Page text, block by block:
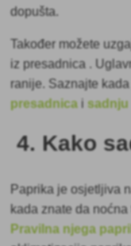
dopušta.
Također možete
iz presadnica .
ranije. Saznajte
presadnica i
4. Kako
Paprika je osjetljiva
kada znate da
Pravilna njega